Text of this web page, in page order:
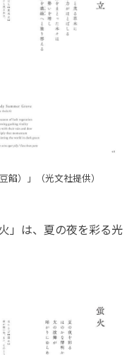
餡）」（光文社提供）
」は、夏の夜を彩る光